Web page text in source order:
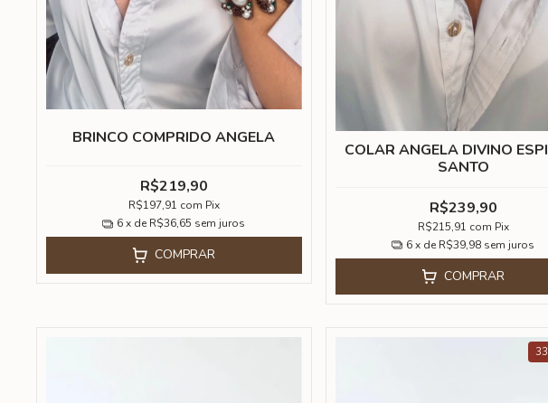
BRINCO COMPRIDO ANGELA
R$219,90
R$197,91 com Pix
6 x de R$36,65 sem juros
COMPRAR
COLAR ANGELA DIVINO
SANTO
R$239,90
R$215,91 com Pix
6x de R$39,98 sem juros
COMPRAR
33